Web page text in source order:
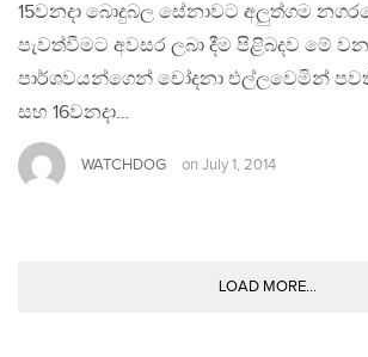
15වනදා බොදුබල සේනාවට අලුත්ගම
පැවත්වීමට අවසර ලබා දීම පිළිබදව මේ
පාර්ශවයන්ගෙන් චෝදනා එල්ලවෙමින්
සහ 16වනදා…
WATCHDOG on July 1, 2014
LOAD MORE...